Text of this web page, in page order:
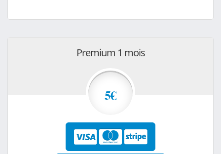
Premium 1 mois
5€